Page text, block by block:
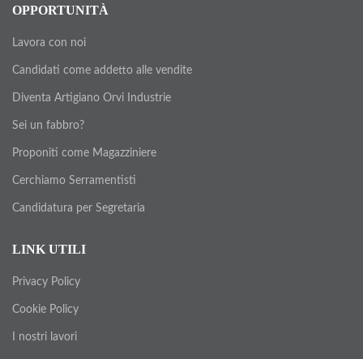
OPPORTUNITÀ
Lavora con noi
Candidati come addetto alle vendite
Diventa Artigiano Orvi Industrie
Sei un fabbro?
Proponiti come Magazziniere
Cerchiamo Serramentisti
Candidatura per Segretaria
LINK UTILI
Privacy Policy
Cookie Policy
I nostri lavori